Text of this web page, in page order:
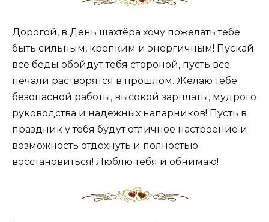
Дорогой, в День шахтёра хочу пожелать тебе
быть сильным, крепким и энергичным! Пускай
все беды обойдут тебя стороной, пусть все
печали растворятся в прошлом. Желаю тебе
безопасной работы, высокой зарплаты, мудрого
руководства и надежных напарников! Пусть в
праздник у тебя будут отличное настроение и
возможность отдохнуть и полностью
восстановиться! Люблю тебя и обнимаю!